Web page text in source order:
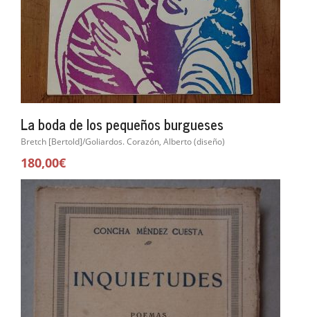
La boda de los pequeños burgueses
Bretch [Bertold]/Goliardos. Corazón, Alberto (diseño)
180,00€